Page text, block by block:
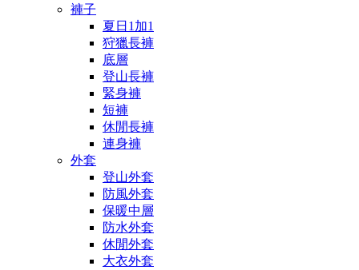
褲子
夏日1加1
狩獵長褲
底層
登山長褲
緊身褲
短褲
休閒長褲
連身褲
外套
登山外套
防風外套
保暖中層
防水外套
休閒外套
大衣外套